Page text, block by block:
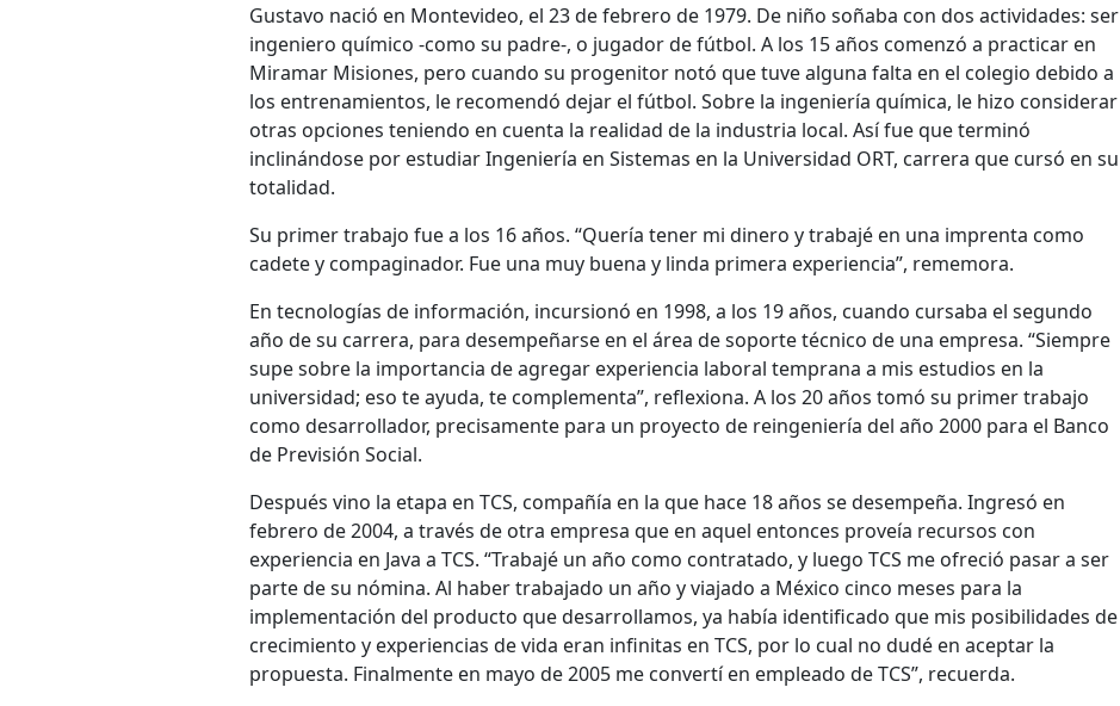
Gustavo nació en Montevideo, el 23 de febrero de 1979. De niño soñaba con dos actividades: ser
ingeniero químico -como su padre-, o jugador de fútbol. A los 15 años comenzó a practicar en
Miramar Misiones, pero cuando su progenitor notó que tuve alguna falta en el colegio debido a
los entrenamientos, le recomendó dejar el fútbol. Sobre la ingeniería química, le hizo considerar
otras opciones teniendo en cuenta la realidad de la industria local. Así fue que terminó
inclinándose por estudiar Ingeniería en Sistemas en la Universidad ORT, carrera que cursó en su
totalidad.
Su primer trabajo fue a los 16 años. “Quería tener mi dinero y trabajé en una imprenta como
cadete y compaginador. Fue una muy buena y linda primera experiencia”, rememora.
En tecnologías de información, incursionó en 1998, a los 19 años, cuando cursaba el segundo
año de su carrera, para desempeñarse en el área de soporte técnico de una empresa. “Siempre
supe sobre la importancia de agregar experiencia laboral temprana a mis estudios en la
universidad; eso te ayuda, te complementa”, reflexiona. A los 20 años tomó su primer trabajo
como desarrollador, precisamente para un proyecto de reingeniería del año 2000 para el Banco
de Previsión Social.
Después vino la etapa en TCS, compañía en la que hace 18 años se desempeña. Ingresó en
febrero de 2004, a través de otra empresa que en aquel entonces proveía recursos con
experiencia en Java a TCS. “Trabajé un año como contratado, y luego TCS me ofreció pasar a ser
parte de su nómina. Al haber trabajado un año y viajado a México cinco meses para la
implementación del producto que desarrollamos, ya había identificado que mis posibilidades de
crecimiento y experiencias de vida eran infinitas en TCS, por lo cual no dudé en aceptar la
propuesta. Finalmente en mayo de 2005 me convertí en empleado de TCS”, recuerda.